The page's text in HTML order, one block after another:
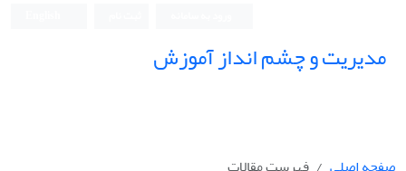
مدیریت و چشم انداز آموزش